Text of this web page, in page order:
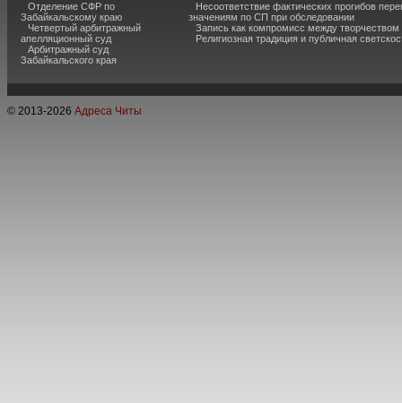
Отделение СФР по
Забайкальскому краю
Четвертый арбитражный
апелляционный суд
Арбитражный суд
Забайкальского края
Несоответствие фактических прогибов
значениям по СП при обследовании
Запись как компромисс между
Религиозная традиция и публичная
© 2013-2026 Адреса Читы